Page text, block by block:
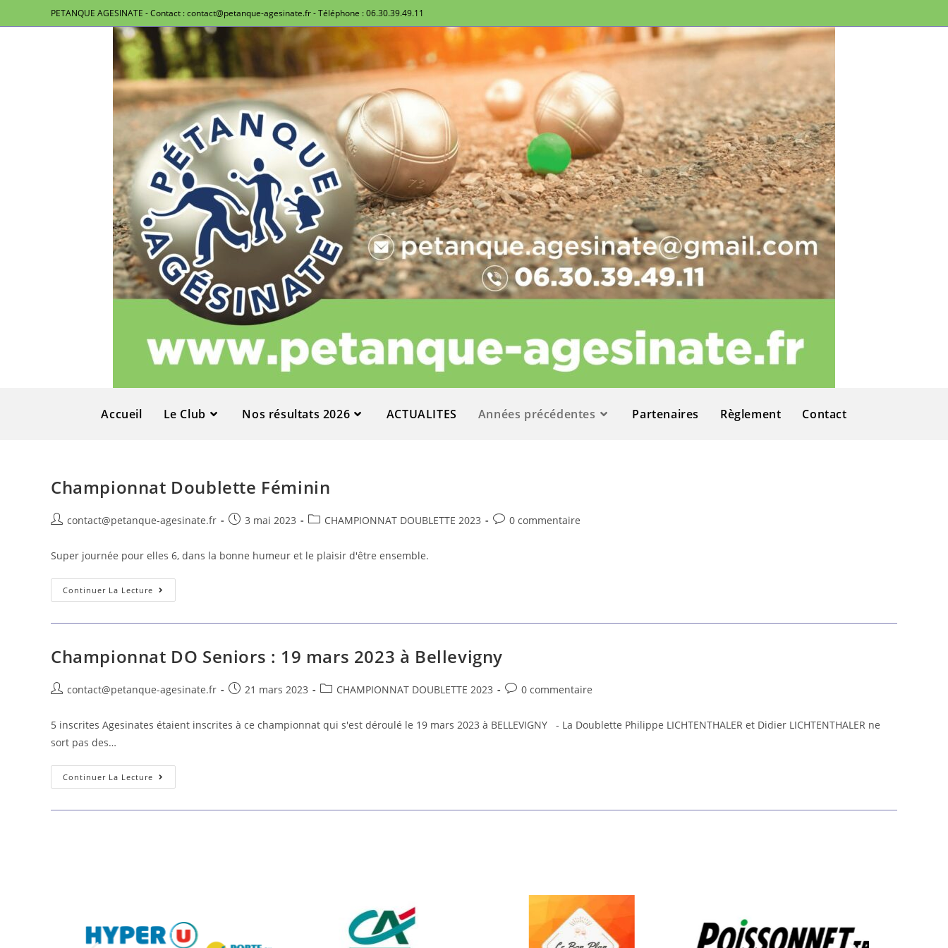
PETANQUE AGESINATE - Contact : contact@petanque-agesinate.fr - Téléphone : 06.30.39.49.11
Accueil Le Club Nos résultats 2026 ACTUALITES Années précédentes Partenaires Règlement Contact
Championnat Doublette Féminin
contact@petanque-agesinate.fr 3 mai 2023 CHAMPIONNAT DOUBLETTE 2023 0 commentaire
Super journée pour elles 6, dans la bonne humeur et le plaisir d'être ensemble.
Continuer La Lecture
Championnat DO Seniors : 19 mars 2023 à Bellevigny
contact@petanque-agesinate.fr 21 mars 2023 CHAMPIONNAT DOUBLETTE 2023 0 commentaire
5 inscrites Agesinates étaient inscrites à ce championnat qui s'est déroulé le 19 mars 2023 à BELLEVIGNY - La Doublette Philippe LICHTENTHALER et Didier LICHTENTHALER ne
sort pas des…
Continuer La Lecture